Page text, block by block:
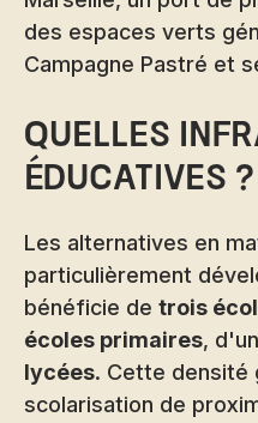
des espaces verts
Campagne Pastré et
Quelles
éducatives ?
Les alternatives en
particulièrement
bénéficie de trois
écoles primaires,
lycées. Cette densité
scolarisation de